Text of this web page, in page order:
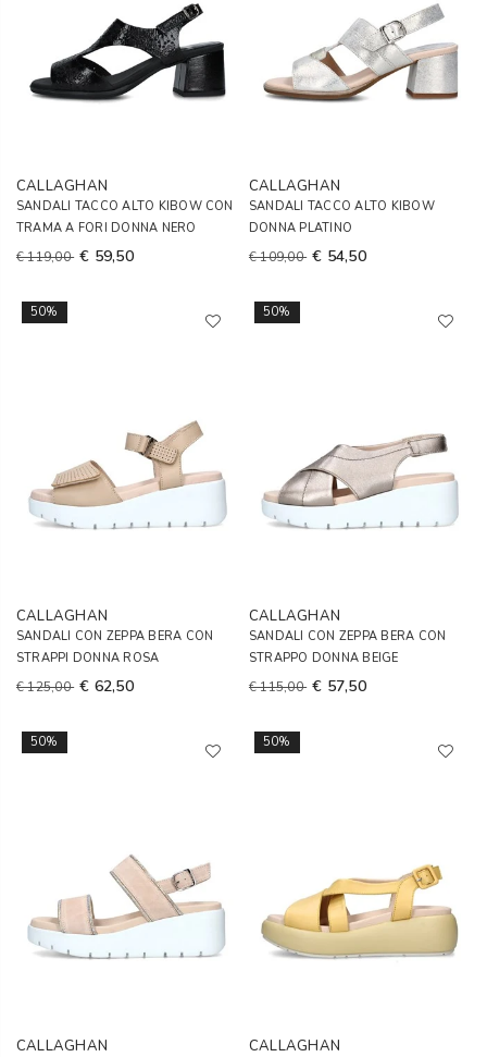
CALLAGHAN
SANDALI TACCO ALTO KIBOW CON
TRAMA A FORI DONNA NERO
€ 119,00 € 59,50
CALLAGHAN
SANDALI TACCO ALTO KIBOW
DONNA PLATINO
€ 109,00 € 54,50
50%
CALLAGHAN
SANDALI CON ZEPPA BERA CON
STRAPPI DONNA ROSA
€ 125,00 € 62,50
50%
CALLAGHAN
SANDALI CON ZEPPA BERA CON
STRAPPO DONNA BEIGE
€ 115,00 € 57,50
50%
CALLAGHAN
50%
CALLAGHAN